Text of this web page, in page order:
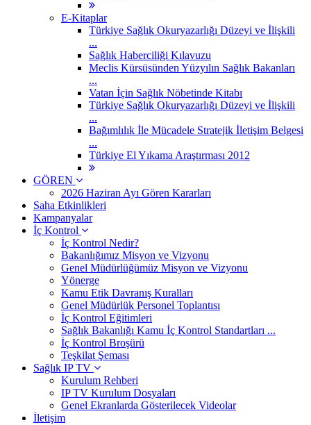
E-Kitaplar
Türkiye Sağlık Okuryazarlığı Düzeyi ve İlişkili
...
Sağlık Haberciliği Kılavuzu
Meclis Kürsüsünden Yüzyılın Sağlık Bakanları
...
Vatan İçin Sağlık Nöbetinde Kitabı
Türkiye Sağlık Okuryazarlığı Düzeyi ve İlişkili
...
Bağımlılık İle Mücadele Stratejik İletişim Belgesi
...
Türkiye El Yıkama Araştırması 2012
GÖREN
2026 Haziran Ayı Gören Kararları
Saha Etkinlikleri
Kampanyalar
İç Kontrol
İç Kontrol Nedir?
Bakanlığımız Misyon ve Vizyonu
Genel Müdürlüğümüz Misyon ve Vizyonu
Yönerge
Kamu Etik Davranış Kuralları
Genel Müdürlük Personel Toplantısı
İç Kontrol Eğitimleri
Sağlık Bakanlığı Kamu İç Kontrol Standartları ...
İç Kontrol Broşürü
Teşkilat Şeması
Sağlık IP TV
Kurulum Rehberi
IP TV Kurulum Dosyaları
Genel Ekranlarda Gösterilecek Videolar
İletişim